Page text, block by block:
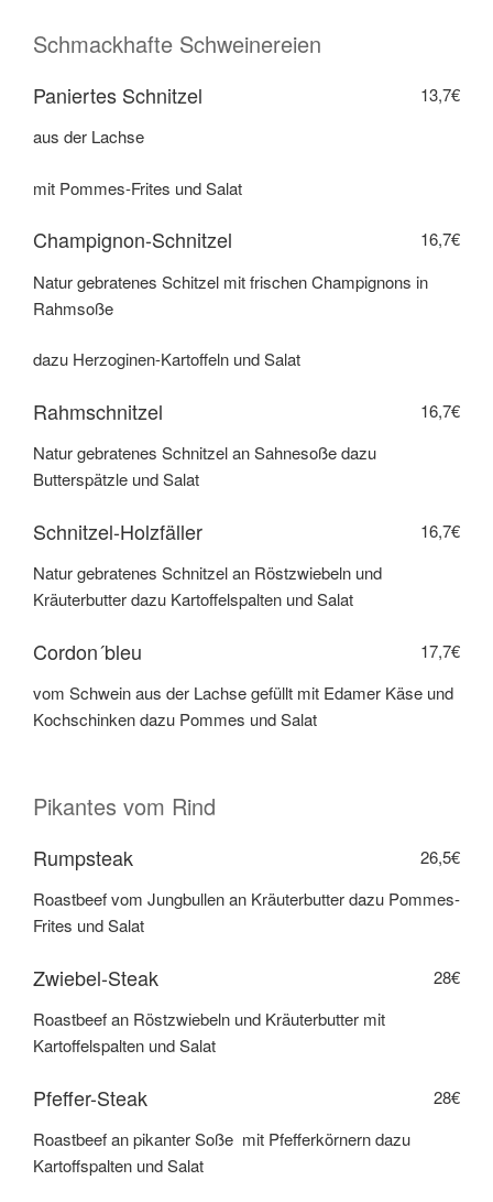
Schmackhafte Schweinereien
Paniertes Schnitzel
13,7€
aus der Lachse
mit Pommes-Frites und Salat
Champignon-Schnitzel
16,7€
Natur gebratenes Schitzel mit frischen Champignons in
Rahmsoße
dazu Herzoginen-Kartoffeln und Salat
Rahmschnitzel
16,7€
Natur gebratenes Schnitzel an Sahnesoße dazu
Butterspätzle und Salat
Schnitzel-Holzfäller
16,7€
Natur gebratenes Schnitzel an Röstzwiebeln und
Kräuterbutter dazu Kartoffelspalten und Salat
Cordon´bleu
17,7€
vom Schwein aus der Lachse gefüllt mit Edamer Käse und
Kochschinken dazu Pommes und Salat
Pikantes vom Rind
Rumpsteak
26,5€
Roastbeef vom Jungbullen an Kräuterbutter dazu Pommes-
Frites und Salat
Zwiebel-Steak
28€
Roastbeef an Röstzwiebeln und Kräuterbutter mit
Kartoffelspalten und Salat
Pfeffer-Steak
28€
Roastbeef an pikanter Soße mit Pfefferkörnern dazu
Kartoffspalten und Salat